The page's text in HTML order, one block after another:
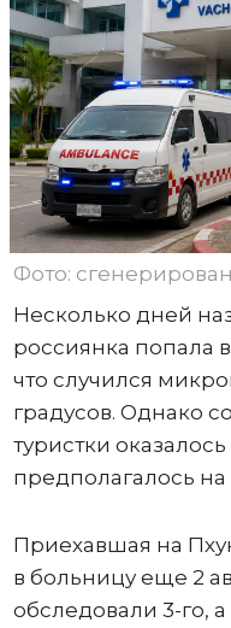
Фото:
Несколько дней
россиянка попала
что случился
градусов. Однако
туристки
предполагалось
Приехавшая на
в больницу еще 2
обследовали 3-го,